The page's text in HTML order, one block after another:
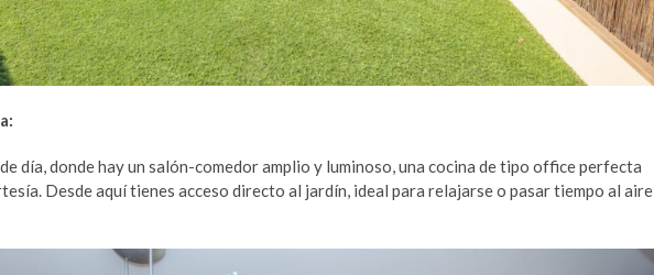
día, donde hay un salón-comedor amplio y luminoso, una cocina de tipo office perfecta
Desde aquí tienes acceso directo al jardín, ideal para relajarse o pasar tiempo al aire